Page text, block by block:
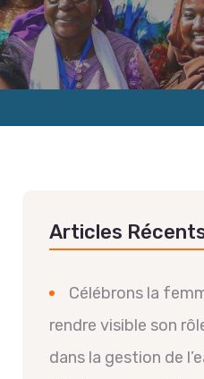
Articles
Célébrons la
rendre visible son
dans la gestion de